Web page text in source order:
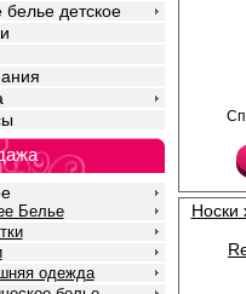
детское
Белье
одежда
Эластичные носочки
резинкой и рисунком
невидимый
Полиамид 85%
Эластан 15%
Носки